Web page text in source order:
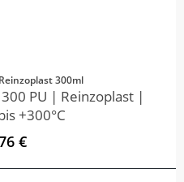
300ml
PU | Reinzoplast |
+300°C
€